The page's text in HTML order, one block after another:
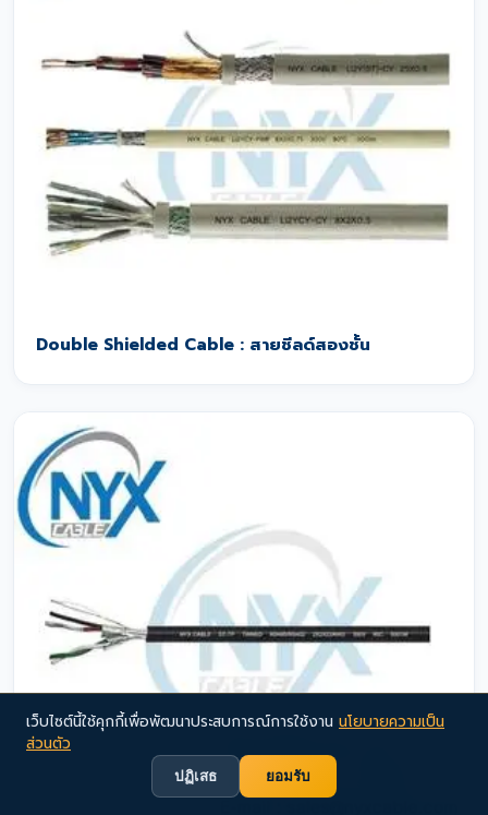
Double Shielded Cable : สายชีลด์สองชั้น
เว็บไซต์นี้ใช้คุกกี้เพื่อพัฒนาประสบการณ์การใช้งาน นโยบายความเป็น
ส่วนตัว
ปฏิเสธ ยอมรับ